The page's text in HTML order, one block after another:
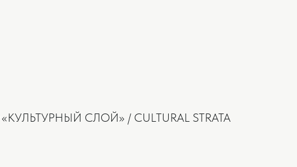
«КУЛЬТУРНЫЙ СЛОЙ» / CULTURAL STRATA